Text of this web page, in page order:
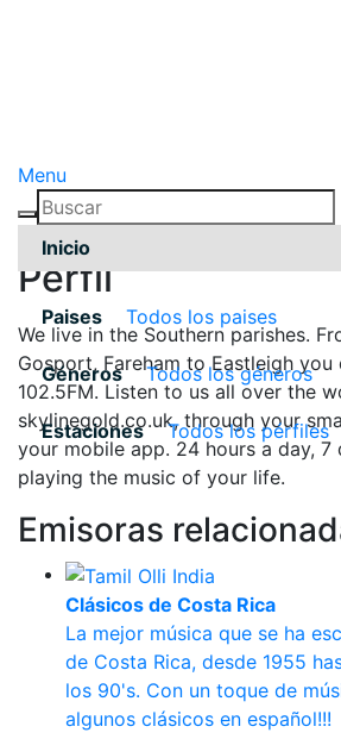
Menu
Inicio
Paises Todos los paises
Géneros Todos los géneros
Estaciones Todos los pérfiles
Pérfil
We live in the Southern parishes.
Gosport, Fareham to Eastleigh you
102.5FM. Listen to us all over the
skylinegold.co.uk, through your
your mobile app. 24 hours a day, 7
playing the music of your life.
Emisoras
Clásicos de Costa Rica
La mejor música que se ha
de Costa Rica, desde 1955
los 90's. Con un toque de
algunos clásicos en español!!!